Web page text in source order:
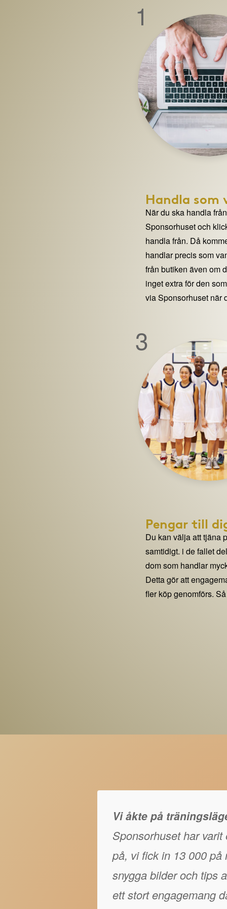
1
Handla som
När du ska handla
Sponsorhuset och
handla från. Då
handlar precis som
från butiken även om
inget extra för den
via Sponsorhuset när
3
Pengar till
Du kan välja att tjäna
samtidigt. i de fallet
dom som handlar
Detta gör att
fler köp genomförs.
Vi åkte på
Sponsorhuset har
på, vi fick in 13 000 på
snygga bilder och tips
ett stort engagemang